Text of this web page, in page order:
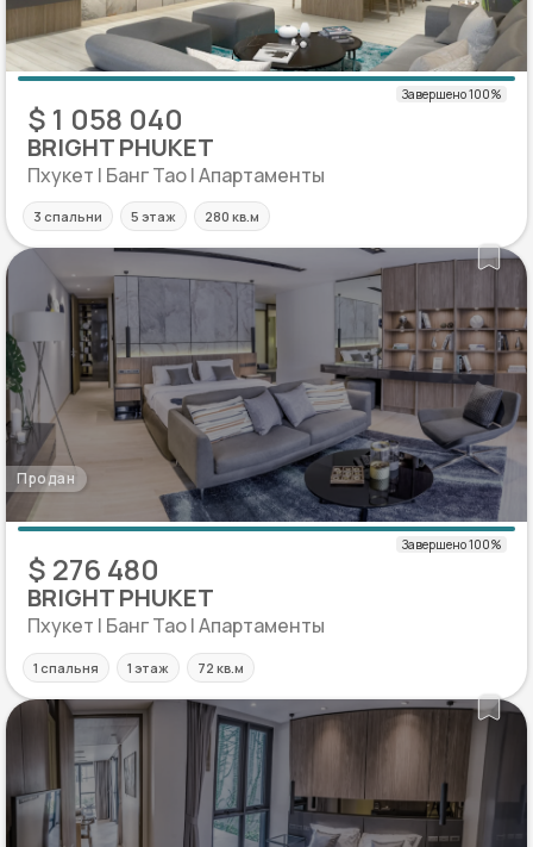
$ 1 058 040
BRIGHT PHUKET
Пхукет | Банг Тао | Апартаменты
3 спальни 5 этаж 280 кв.м
Продан
$ 276 480
BRIGHT PHUKET
Пхукет | Банг Тао | Апартаменты
1 спальня 1 этаж 72 кв.м